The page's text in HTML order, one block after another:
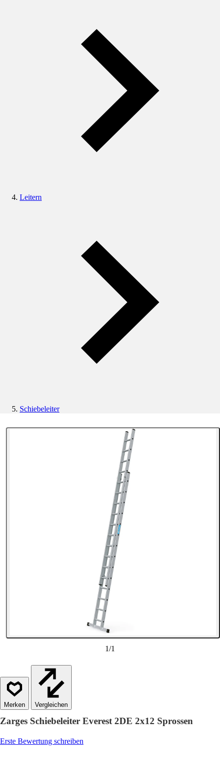
Leitern
Schiebeleiter
1/1
Vergleichen
Zarges Schiebeleiter Everest 2DE 2x12 Sprossen
Erste Bewertung schreiben